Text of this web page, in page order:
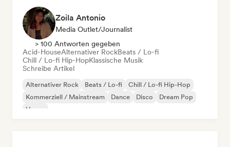
Zoila Antonio
Media Outlet/Journalist
> 100 Antworten gegeben
Acid-HouseAlternativer RockBeats / Lo-fi
Chill / Lo-fi Hip-HopKlassische Musik
Schreibe Artikel
Alternativer Rock Beats / Lo-fi
Chill / Lo-fi Hip-Hop
Kommerziell / Mainstream
Dance Disco
Dream Pop
House